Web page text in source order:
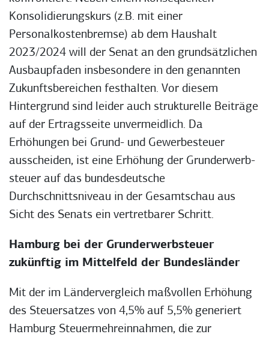
Konsolidierungskurs (z.B. mit einer
Personalkostenbremse) ab dem Haushalt
2023/2024 will der Senat an den grundsätzlichen
Ausbaupfaden insbesondere in den genannten
Zukunftsbereichen festhalten. Vor diesem
Hintergrund sind leider auch strukturelle Beiträge
auf der Ertragsseite unvermeidlich. Da
Erhöhungen bei Grund- und Gewerbesteuer
ausscheiden, ist eine Erhöhung der Grunderwerb­
steuer auf das bundesdeutsche
Durchschnittsniveau in der Gesamtschau aus
Sicht des Senats ein vertretbarer Schritt.
Hamburg bei der Grunderwerbsteuer
zukünftig im Mittelfeld der Bundesländer
Mit der im Ländervergleich maßvollen Erhöhung
des Steuersatzes von 4,5% auf 5,5% generiert
Hamburg Steuermehreinnahmen, die zur